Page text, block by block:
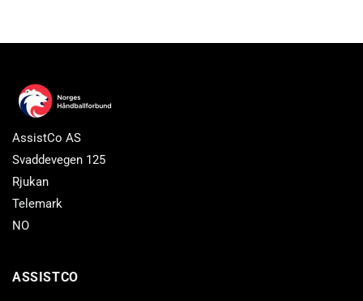
AssistCo AS
Svaddevegen 125
Rjukan
Telemark
NO
ASSISTCO